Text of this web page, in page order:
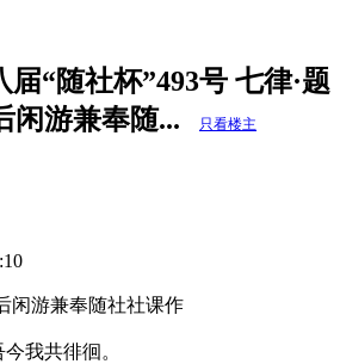
“随社杯”493号 七律·题
闲游兼奉随...
只看楼主
闲游兼奉随社社课作
我共徘徊。